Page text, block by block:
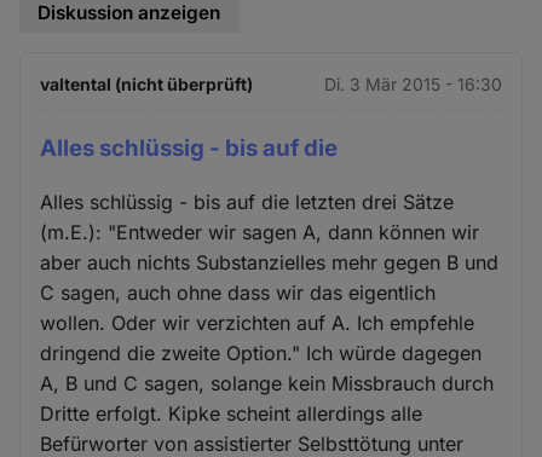
Diskussion anzeigen
valtental (nicht überprüft) Di. 3 Mär 2015 - 16:30
Alles schlüssig - bis auf die
Alles schlüssig - bis auf die letzten drei Sätze
(m.E.): "Entweder wir sagen A, dann können wir
aber auch nichts Substanzielles mehr gegen B und
C sagen, auch ohne dass wir das eigentlich
wollen. Oder wir verzichten auf A. Ich empfehle
dringend die zweite Option." Ich würde dagegen
A, B und C sagen, solange kein Missbrauch durch
Dritte erfolgt. Kipke scheint allerdings alle
Befürworter von assistierter Selbsttötung unter